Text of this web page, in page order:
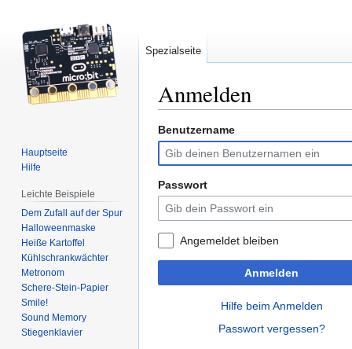
Anmelden
Zur
Navigation
springen
Zur
Suche
springen
Benutzername
Passwort
Angemeldet bleiben
Anmelden
Hilfe beim Anmelden
Passwort vergessen?
Spezialseite
Hauptseite
Hilfe
Leichte Beispiele
Dem Zufall auf der Spur
Halloweenmaske
Heiße Kartoffel
Kühlschrankwächter
Metronom
Schere-Stein-Papier
Smile!
Sound Memory
Stiegenklavier